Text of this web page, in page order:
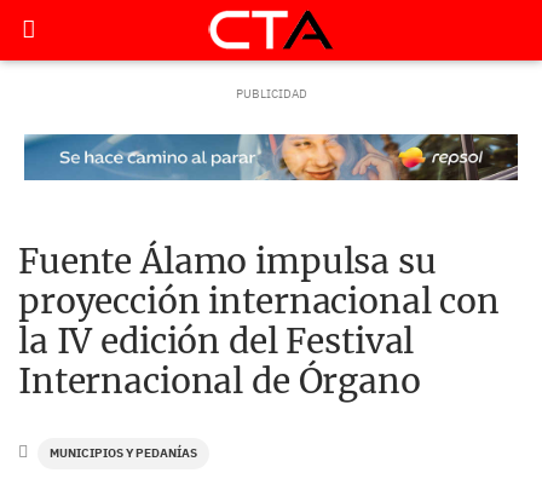
Fuente Álamo impulsa su
proyección internacional con
la IV edición del Festival
Internacional de Órgano
MUNICIPIOS Y PEDANÍAS